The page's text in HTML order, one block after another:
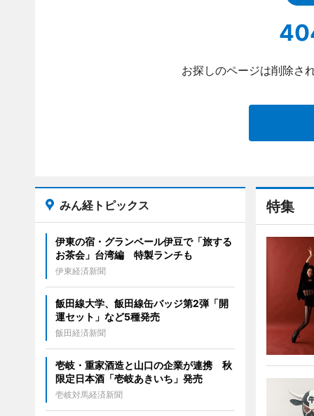
お探しのページは削除さ
特集
みん経トピックス
伊東の宿・グランベール伊豆で「旅する
お茶会」台湾編 特製ランチも
伊東経済新聞
飯田線大学、飯田線缶バッジ第2弾「開
運セット」など5種発売
飯田経済新聞
壱岐・重家酒造と山口の企業が連携 秋
限定日本酒「壱岐あきいち」発売
壱岐対馬経済新聞